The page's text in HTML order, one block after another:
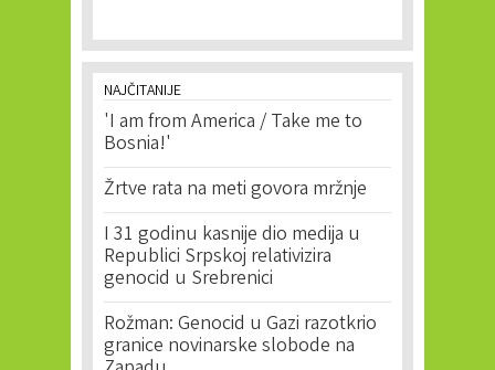
NAJČITANIJE
'I am from America / Take me to
Bosnia!'
Žrtve rata na meti govora mržnje
I 31 godinu kasnije dio medija u
Republici Srpskoj relativizira
genocid u Srebrenici
Rožman: Genocid u Gazi razotkrio
granice novinarske slobode na